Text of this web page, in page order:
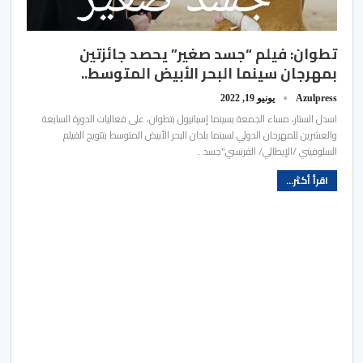
تطوان: فيلم “جسد صغير” يحصد جائزتين
بمهرجان سينما البحر الأبيض المتوسط..
Azulpress يونيو 19, 2022
اسدل الستار، مساء الجمعة بسينما إسبانيول بتطوان، على فعاليات الدورة السابعة
والعشرين للمهرجان الدولي لسينما بلدان البحر الأبيض المتوسط بتتويج الفيلم
السلوفيني /الإيطالي/ الفرنسي"جسد…
اقرأ أكثر...